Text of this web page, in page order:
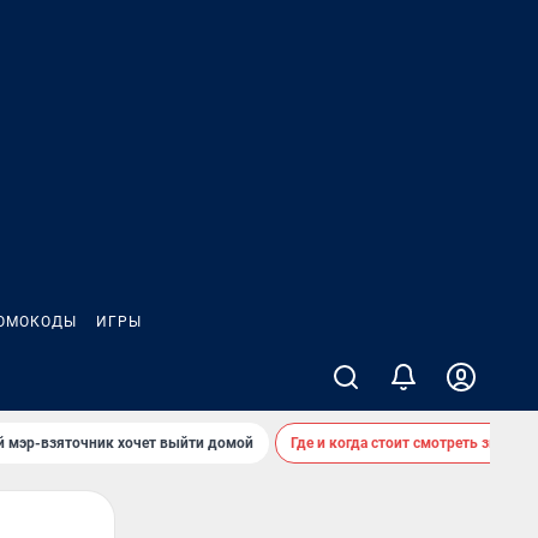
ИГРЫ
мэр-взяточник хочет выйти домой Где и когда стоит смотреть